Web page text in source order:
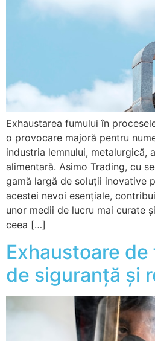
Exhaustarea fumului în
o provocare majoră pentru
industria lemnului, metalurgică,
alimentară. Asimo Trading, cu
gamă largă de soluții inovative
acestei nevoi esențiale,
unor medii de lucru mai curate
ceea […]
Exhaustoare
de siguranță și